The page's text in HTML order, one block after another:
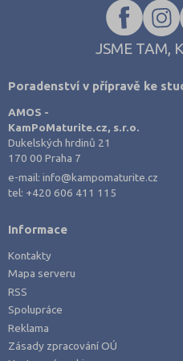
JSME TAM,
Poradenství v přípravě ke
AMOS -
KamPoMaturite.cz, s.r.o.
Dukelských hrdinů 21
170 00 Praha 7
e-mail:info@kampomaturite.cz
tel: +420 606 411 115
Informace
Kontakty
Mapa serveru
RSS
Spolupráce
Reklama
Zásady zpracování OÚ